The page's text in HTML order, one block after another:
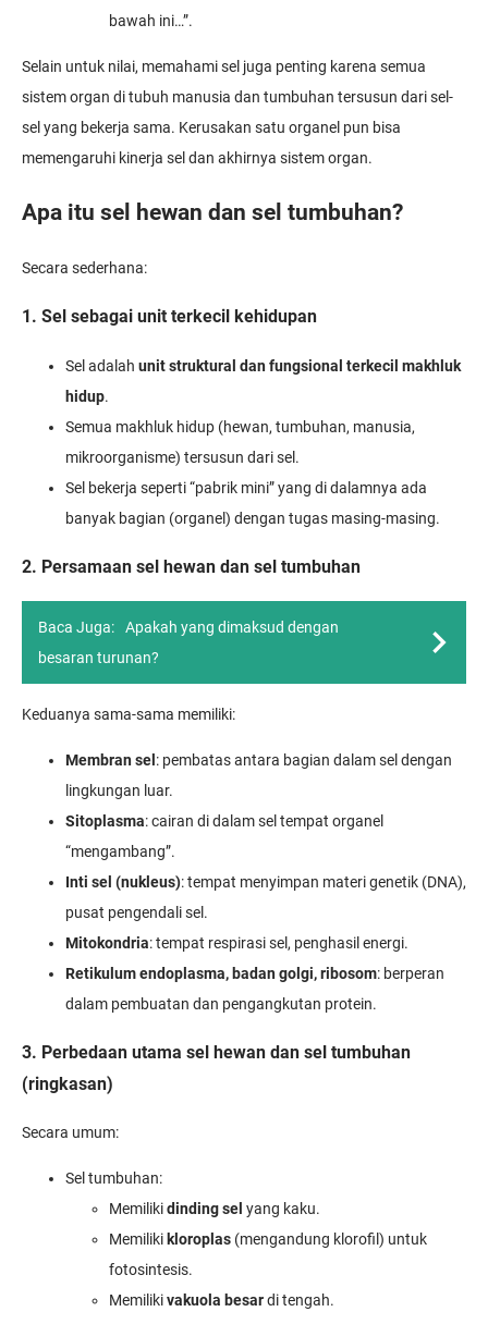
bawah ini…”.
Selain untuk nilai, memahami sel juga penting karena semua
sistem organ di tubuh manusia dan tumbuhan tersusun dari sel-
sel yang bekerja sama. Kerusakan satu organel pun bisa
memengaruhi kinerja sel dan akhirnya sistem organ.
Apa itu sel hewan dan sel tumbuhan?
Secara sederhana:
1. Sel sebagai unit terkecil kehidupan
Sel adalah unit struktural dan fungsional terkecil makhluk
hidup.
Semua makhluk hidup (hewan, tumbuhan, manusia,
mikroorganisme) tersusun dari sel.
Sel bekerja seperti “pabrik mini” yang di dalamnya ada
banyak bagian (organel) dengan tugas masing-masing.
2. Persamaan sel hewan dan sel tumbuhan
Baca Juga:
Apakah yang dimaksud dengan
besaran turunan?
Keduanya sama-sama memiliki:
Membran sel: pembatas antara bagian dalam sel dengan
lingkungan luar.
Sitoplasma: cairan di dalam sel tempat organel
“mengambang”.
Inti sel (nukleus): tempat menyimpan materi genetik (DNA),
pusat pengendali sel.
Mitokondria: tempat respirasi sel, penghasil energi.
Retikulum endoplasma, badan golgi, ribosom: berperan
dalam pembuatan dan pengangkutan protein.
3. Perbedaan utama sel hewan dan sel tumbuhan
(ringkasan)
Secara umum:
Sel tumbuhan:
Memilikidinding sel yang kaku.
Memiliki kloroplas (mengandung klorofil) untuk
fotosintesis.
Memilikivakuola besardi tengah.